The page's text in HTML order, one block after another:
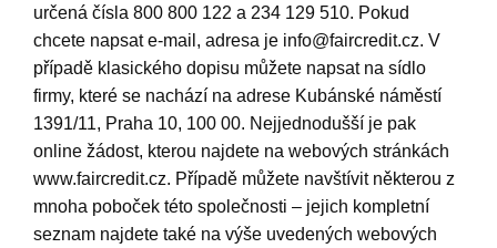
určená čísla 800 800 122 a 234 129 510. Pokud
chcete napsat e-mail, adresa je info@faircredit.cz. V
případě klasického dopisu můžete napsat na sídlo
firmy, které se nachází na adrese Kubánské náměstí
1391/11, Praha 10, 100 00. Nejjednodušší je pak
online žádost, kterou najdete na webových stránkách
www.faircredit.cz. Případě můžete navštívit některou z
mnoha poboček této společnosti – jejich kompletní
seznam najdete také na výše uvedených webových